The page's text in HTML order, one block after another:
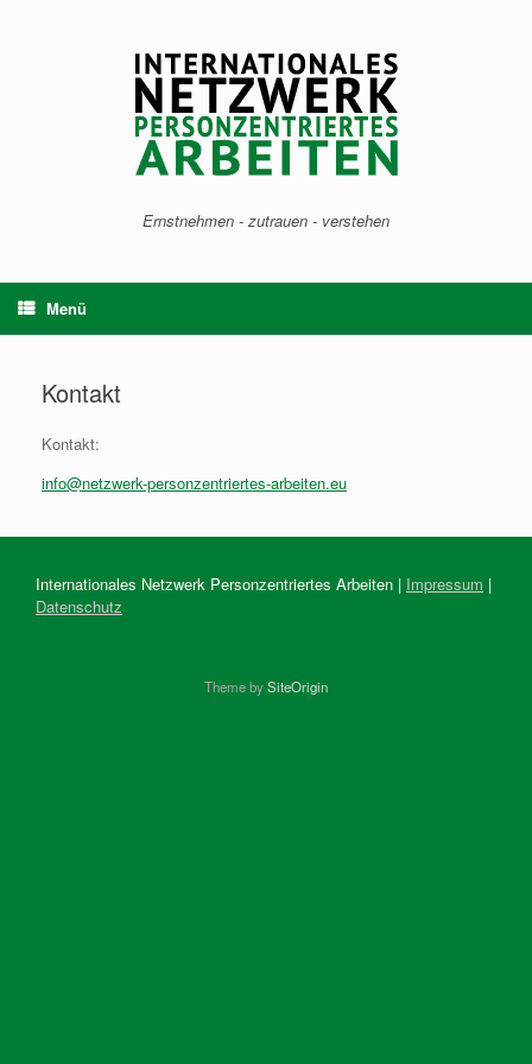
Ernstnehmen - zutrauen - verstehen
Menü
Kontakt
Kontakt:
info@netzwerk-personzentriertes-arbeiten.eu
Internationales Netzwerk Personzentriertes Arbeiten | Impressum |
Datenschutz
Theme bySiteOrigin